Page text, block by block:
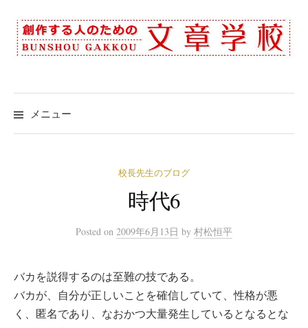
ン
テ
ス
キ
メニュー
校長先生のブログ
時代6
Posted on 2009年6月13日 by 村松恒平
バカを説得するのは至難の技である。
バカが、自分が正しいことを確信していて、性格が悪
く、匿名であり、なおかつ大量発生しているとなるとな